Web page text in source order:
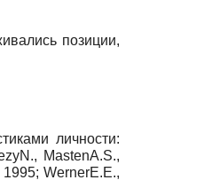
позиции,
личности:
MastenA.S.,
WernerE.E.,